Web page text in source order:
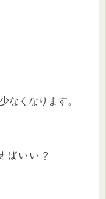
なくなります。
ばいい？